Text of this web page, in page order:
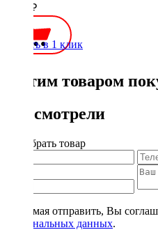
5000 ₽
Купить в 1 клик
С этим товаром
Вы смотрели
Подобрать товар
Нажимая отправить, Вы
персональных данных.